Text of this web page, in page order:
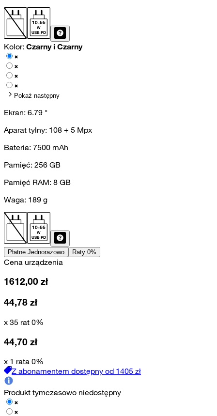
10-66
W
USB PD
Kolor: Czarny i Czarny
Pokaż następny
Ekran: 6.79 "
Aparat tylny: 108 + 5 Mpx
Bateria: 7500 mAh
Pamięć: 256 GB
Pamięć RAM: 8 GB
Waga: 189 g
10-66
W
USB PD
Płatne Jednorazowo Raty 0%
Cena urządzenia
1612,00 zł
44,78 zł
x 35 rat 0%
44,70 zł
x 1 rata 0%
Z abonamentem dostępny od 1405 zł
Produkt tymczasowo niedostępny